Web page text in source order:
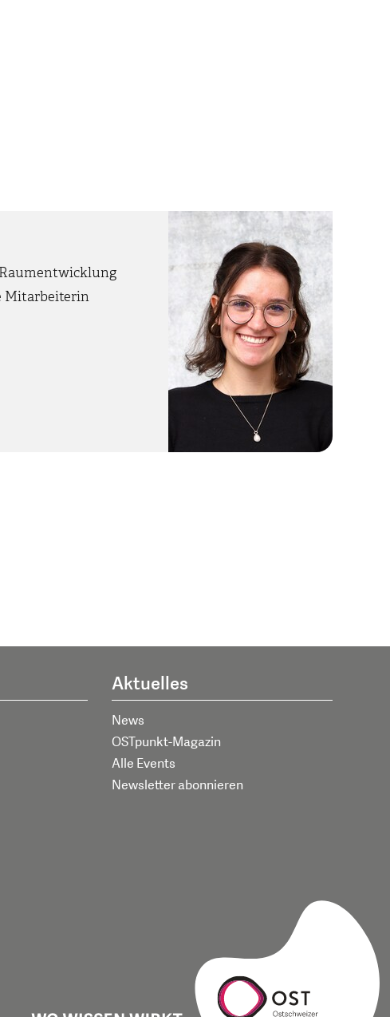
Mitarbeiterin
Aktuelles
News
OSTpunkt-Magazin
Alle Events
Newsletter abonnieren